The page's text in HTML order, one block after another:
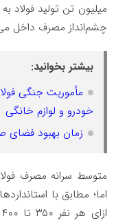
میلیون تن تولید
چشم‌انداز مصرف داخل می‌بایست به 35
بیشتر بخوانید:
مأموریت جنگی
خودرو و لوازم خانگی
زمان بهبود فضای
اما؛ مطابق با